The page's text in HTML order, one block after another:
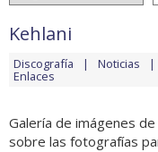
Kehlani
Discografía Noticias
Enlaces
Galería de imágenes de
sobre las fotografías